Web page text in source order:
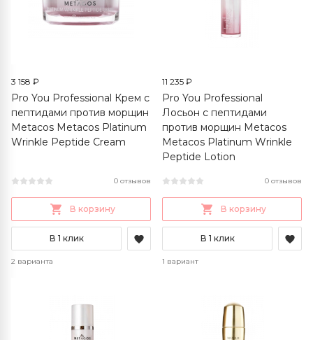
3 158 ₽
Pro You Professional Крем с
пептидами против морщин
Metacos Metacos Platinum
Wrinkle Peptide Cream
0 отзывов
В корзину
В 1 клик
2 варианта
11 235 ₽
Pro You Professional
Лосьон с пептидами
против морщин Metacos
Metacos Platinum Wrinkle
Peptide Lotion
0 отзывов
В корзину
В 1 клик
1 вариант